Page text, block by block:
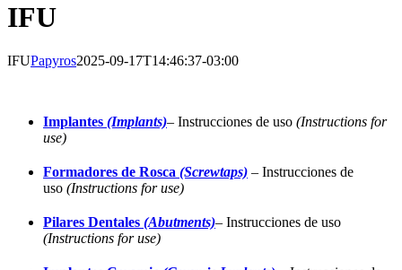
IFU
IFUPapyros2025-09-17T14:46:37-03:00
Implantes (Implants)– Instrucciones de uso (Instructions for
use)
Formadores de Rosca (Screwtaps) – Instrucciones de
uso (Instructions for use)
Pilares Dentales (Abutments)– Instrucciones de uso
(Instructions for use)